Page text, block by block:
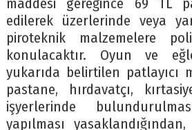
maddesi gereğince 69 TL
edilerek üzerlerinde veya
piroteknik malzemelere
konulacaktır. Oyun ve
yukarıda belirtilen patlayıcı
pastane, hırdavatçı,
işyerlerinde
yapılması